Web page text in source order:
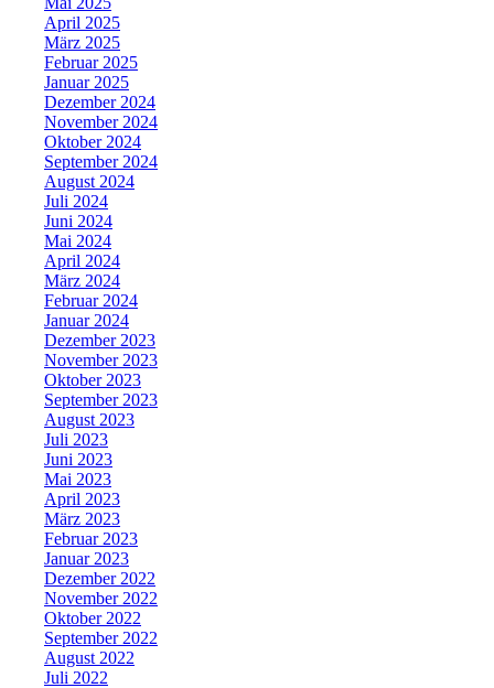
April 2025
März 2025
Februar 2025
Januar 2025
Dezember 2024
November 2024
Oktober 2024
September 2024
August 2024
Juli 2024
Juni 2024
Mai 2024
April 2024
März 2024
Februar 2024
Januar 2024
Dezember 2023
November 2023
Oktober 2023
September 2023
August 2023
Juli 2023
Juni 2023
Mai 2023
April 2023
März 2023
Februar 2023
Januar 2023
Dezember 2022
November 2022
Oktober 2022
September 2022
August 2022
Juli 2022